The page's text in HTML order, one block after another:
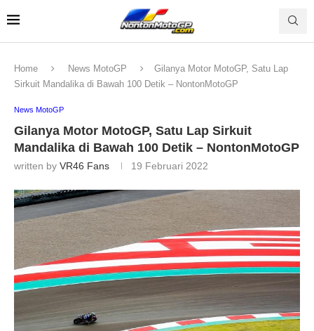
Home News MotoGP
Gilanya Motor MotoGP, Satu Lap
Sirkuit Mandalika di Bawah 100 Detik – NontonMotoGP
News MotoGP
Gilanya Motor MotoGP, Satu Lap Sirkuit
Mandalika di Bawah 100 Detik – NontonMotoGP
written by VR46 Fans 19 Februari 2022